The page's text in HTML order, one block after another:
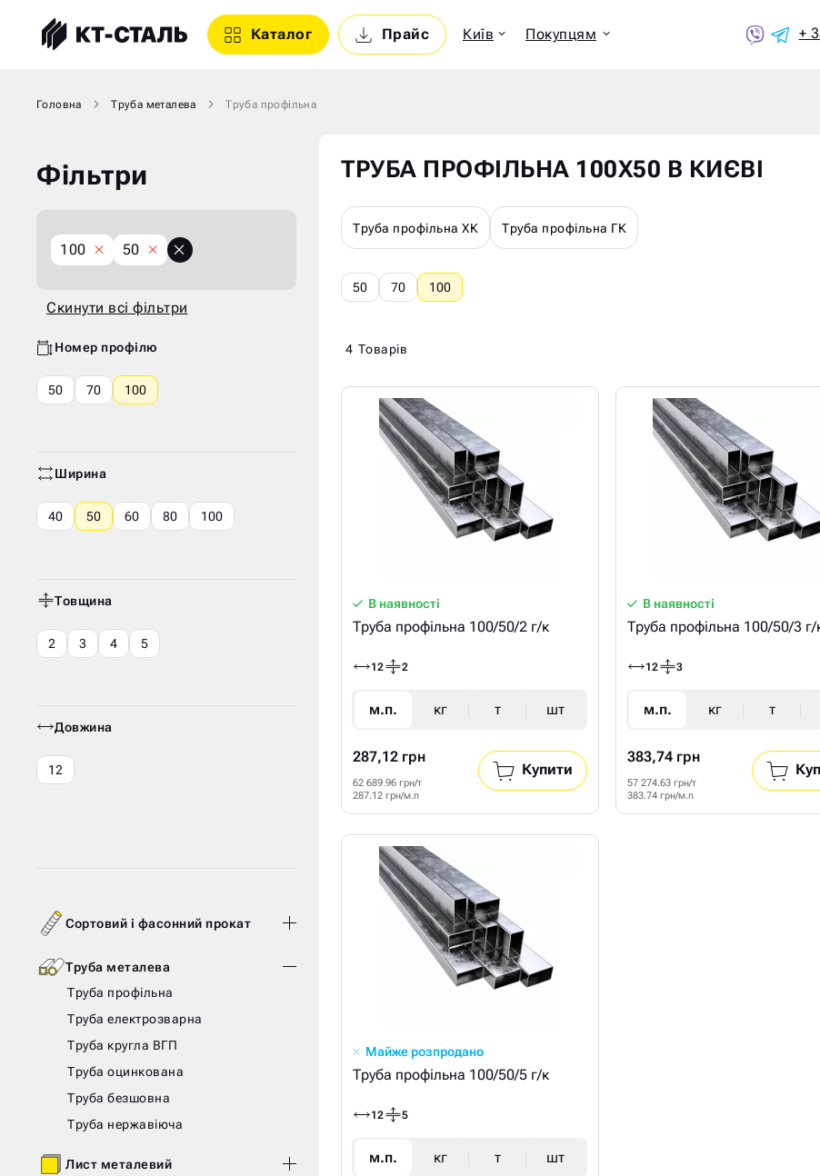
+
Каталог Прайс Київ Покупцям
Головна Труба металева Труба профільна
Фільтри
100 X 50 X
Скинути
фільтри
Скинути всі фільтри
Номер профілю
50 70 100
Ширина
40 50 60 80 100
Товщина
2 3 4 5
Довжина
12
ТРУБА ПРОФІЛЬНА 100Х50 В КИЄВІ
Труба профільна ХК Труба профільна ГК
50 70 100
4 Товарів
В наявності
Труба профільна 100/50/2 г/к
12 2
м.п. кг т шт
287,12 грн
62 689.96 грн/т
287.12 грн/м.п
Купити
В наявності
Труба профільна 100/50/3 г/
12 3
м.п. кг т
383,74 грн
57 274.63 грн/т
383.74 грн/м.п
Майже розпродано
Труба профільна 100/50/5 г/к
12 5
м.п. кг т шт
Сортовий і фасонний прокат
Труба металева
Труба профільна
Труба електрозварна
Труба кругла ВГП
Труба оцинкована
Труба безшовна
Труба нержавіюча
Лист металевий